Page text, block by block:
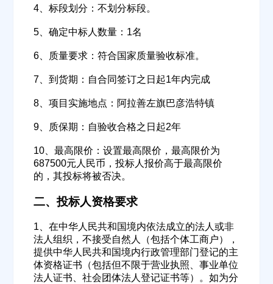
4、标段划分：不划分标段。
5、确定中标人数量：1名
6、质量要求：符合国家质量验收标准。
7、到货期：自合同签订之日起1年内完成
8、项目实施地点：阿拉善左旗巴彦浩特镇
9、质保期：自验收合格之日起2年
10、最高限价：设置最高限价，最高限价为
687500元人民币，投标人报价高于最高限价
的，其投标将被否决。
二、投标人资格要求
1、在中华人民共和国境内依法成立的法人或非
法人组织，不接受自然人（包括个体工商户），
提供中华人民共和国境内行政管理部门登记的主
体资格证书（包括但不限于营业执照、事业单位
法人证书、社会团体法人登记证书等）。如为分